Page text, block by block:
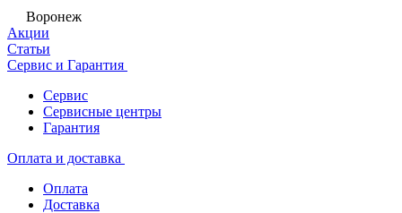
Воронеж
Акции
Статьи
Сервис и Гарантия
Сервис
Сервисные центры
Гарантия
Оплата и доставка
Оплата
Доставка